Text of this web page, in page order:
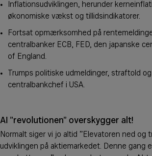
Inflationsudviklingen, herunder
økonomiske vækst og tillidsindikatorer.
Fortsat opmærksomhed på
centralbanker ECB, FED, den japanske
of England.
Trumps politiske udmeldinger, straftold
centralbankchef i USA.
AI ”revolutionen” overskygger alt!
Normalt siger vi jo altid ”Elevatoren ned og
udviklingen på aktiemarkedet. Denne gang